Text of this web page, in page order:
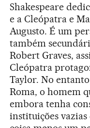
Shakespeare
e a Cleópatra e
Augusto. É um
também
Robert Graves,
Cleópatra
Taylor. No
Roma, o homem
embora tenha
instituições